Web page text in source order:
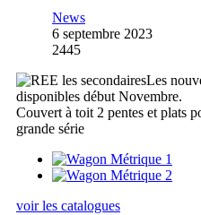
News
6 septembre 2023
2445
Les
disponibles début Novembre.
Couvert à toit 2 pentes et plats
grande série
voir les catalogues